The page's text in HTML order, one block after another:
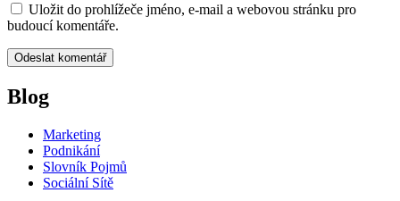
Uložit do prohlížeče jméno, e-mail a webovou stránku pro
budoucí komentáře.
Blog
Marketing
Podnikání
Slovník Pojmů
Sociální Sítě